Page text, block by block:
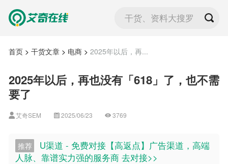
干货、资料大搜罗
首页> 干货文章> 电商> 2025年以后，再...
2025年以后，再也没有「618」了，也不需
要了
艾奇SEM 2025/06/23 3769
推荐
U渠道 - 免费对接【高返点】广告渠道，高端
人脉、靠谱实力强的服务商 去对接>>